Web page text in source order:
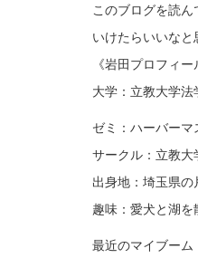
このブログを読
いけたらいいな
《岩田プロフィー
大学：立教大学法
ゼミ：ハーバー
サークル：立教大
出身地：埼玉県の
趣味：愛犬と湖を
最近のマイブーム